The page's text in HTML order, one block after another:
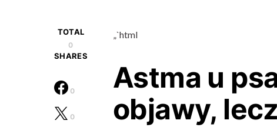
TOTAL
0
SHARES
0
0
„`html
Astma u
objawy,